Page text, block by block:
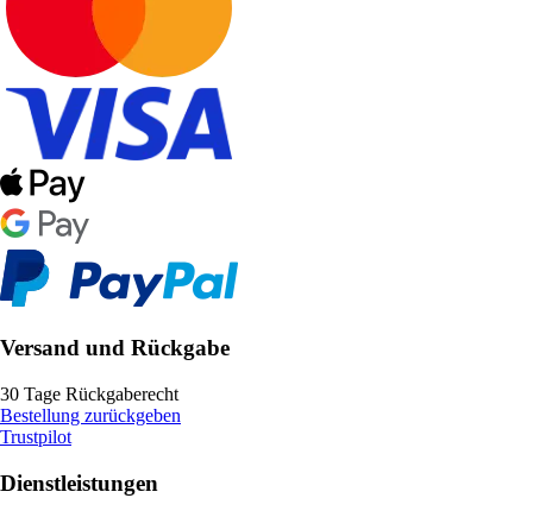
Versand und Rückgabe
30 Tage Rückgaberecht
Bestellung zurückgeben
Trustpilot
Dienstleistungen